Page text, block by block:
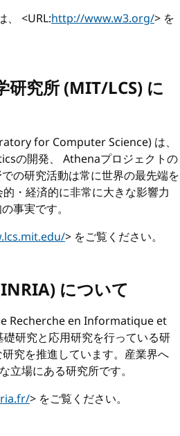
<URL:http://www.w3.org/> を
研究所 (MIT/LCS) に
for Computer Science) は、
の開発、 Athenaプロジェクトの
の研究活動は常に世界の最先端を
・経済的に非常に大きな影響力
事実です。
> をご覧ください。
INRIA) について
Recherche en Informatique et
研究と応用研究を行っている研
究を推進しています。産業界へ
場にある研究所です。
> をご覧ください。